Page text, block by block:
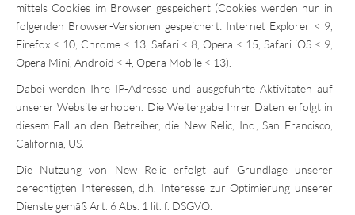
mittels Cookies im Browser gespeichert (Cookies werden nur in
folgenden Browser-Versionen gespeichert: Internet Explorer < 9,
Firefox < 10, Chrome < 13, Safari < 8, Opera < 15, Safari iOS < 9,
Opera Mini, Android < 4, Opera Mobile < 13).
Dabei werden Ihre IP-Adresse und ausgeführte Aktivitäten auf
unserer Website erhoben. Die Weitergabe Ihrer Daten erfolgt in
diesem Fall an den Betreiber, die New Relic, Inc., San Francisco,
California, US.
Die Nutzung von New Relic erfolgt auf Grundlage unserer
berechtigten Interessen, d.h. Interesse zur Optimierung unserer
Dienste gemäß Art. 6 Abs. 1 lit. f. DSGVO.